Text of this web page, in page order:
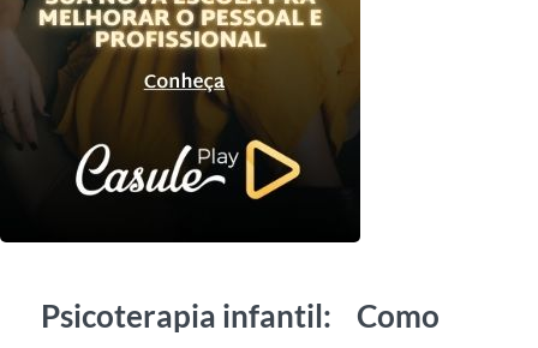
Psicoterapia infantil: Como